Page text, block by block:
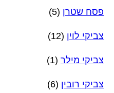
פסח שטרן (5)
צביקי לוין (12)
צביקי מילר (1)
צביקי רובין (6)